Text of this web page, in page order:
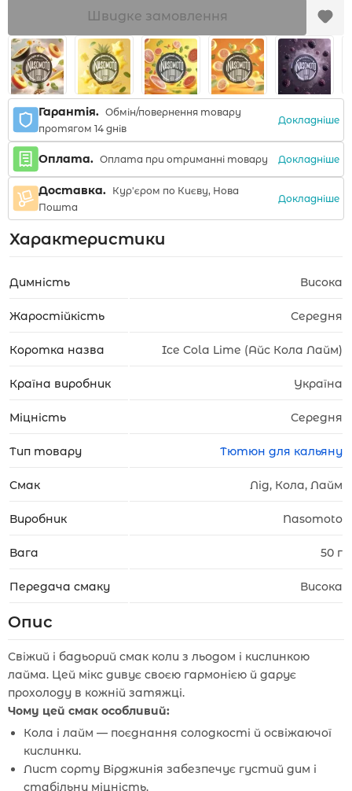
Швидке замовлення
Гарантія. Обмін/повернення товару
протягом 14 днів
Докладніше
Оплата. Оплата при отриманні товару Докладніше
Доставка. Кур'єром по Києву, Нова
Пошта
Докладніше
Характеристики
Димність Висока
Жаростійкість Середня
Коротка назва Ice Cola Lime (Айс Кола Лайм)
Країна виробник Україна
Міцність Середня
Тип товару Тютюн для кальяну
Смак Лід, Кола, Лайм
Виробник Nasomoto
Вага 50 г
Передача смаку Висока
Опис
Свіжий і бадьорий смак коли з льодом і кислинкою
лайма. Цей мікс дивує своєю гармонією й дарує
прохолоду в кожній затяжці.
Чому цей смак особливий:
Кола і лайм — поєднання солодкості й освіжаючої
кислинки.
Лист сорту Вірджинія забезпечує густий дим і
стабільну міцність.